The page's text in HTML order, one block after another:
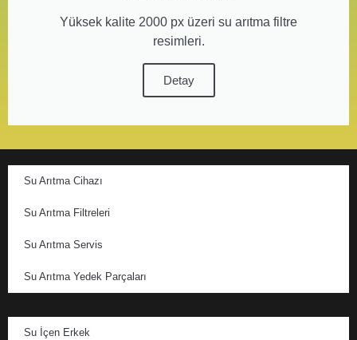
Yüksek kalite 2000 px üzeri su arıtma filtre
resimleri.
Detay
Su Arıtma Cihazı
Su Arıtma Filtreleri
Su Arıtma Servis
Su Arıtma Yedek Parçaları
Su İçen Erkek